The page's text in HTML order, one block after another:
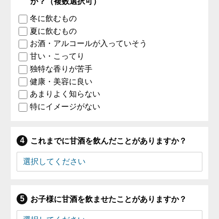
冬に飲むもの
夏に飲むもの
お酒・アルコールが入っていそう
甘い・こってり
独特な香りが苦手
健康・美容に良い
あまりよく知らない
特にイメージがない
これまでに甘酒を飲んだことがありますか？
お子様に甘酒を飲ませたことがありますか？